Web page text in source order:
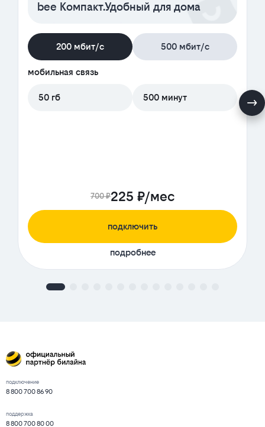
bee Компакт.Удобный для дома
200 мбит/с 500 мбит/с
мобильная связь
50 гб 500 минут
700 ₽225 ₽/мес
подключить
подробнее
подключение
8 800 700 86 90
поддержка
8 800 700 80 00